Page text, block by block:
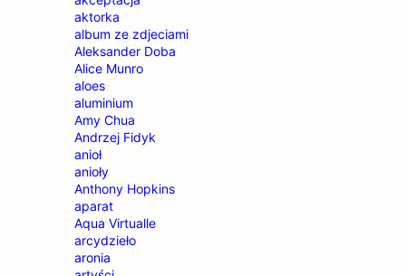
aktorka
album ze zdjeciami
Aleksander Doba
Alice Munro
aloes
aluminium
Amy Chua
Andrzej Fidyk
anioł
anioły
Anthony Hopkins
aparat
Aqua Virtualle
arcydzieło
aronia